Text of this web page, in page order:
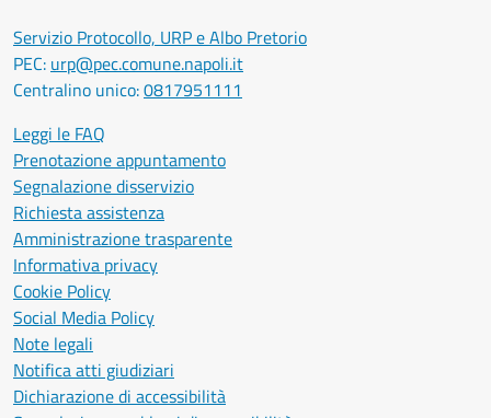
Servizio Protocollo, URP e Albo Pretorio
PEC: urp@pec.comune.napoli.it
Centralino unico:0817951111
Leggi le FAQ
Prenotazione appuntamento
Segnalazione disservizio
Richiesta assistenza
Amministrazione trasparente
Informativa privacy
Cookie Policy
Social Media Policy
Note legali
Notifica atti giudiziari
Dichiarazione di accessibilità